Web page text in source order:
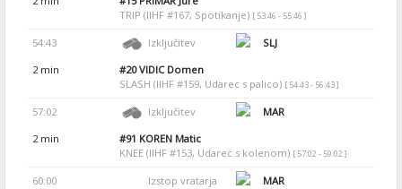
TRIP (IIHF #167, Spotikanje) [ 53:46 - 55:46 ]
54:43 Izključitev
SLJ
2 min
#20VIDIC Domen
SLASH (IIHF #159, Udarec s palico) [ 54:43 - 56:43 ]
57:02 Izključitev
MAR
2 min
#91 KOREN Matic
KNEE (IIHF #153, Udarec s kolenom) [ 57:02 - 59:02 ]
60:00 Izstop vratarja
MAR